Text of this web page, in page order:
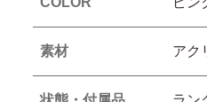
素材 アク